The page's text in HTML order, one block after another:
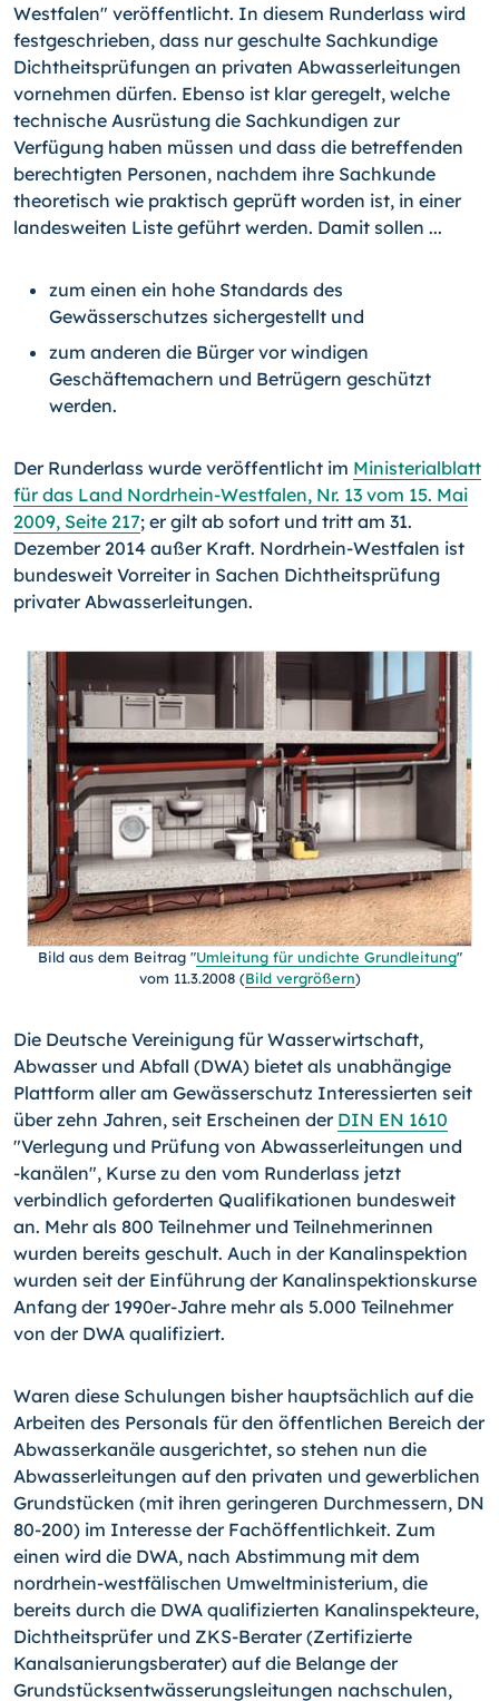
Westfalen" veröffentlicht. In diesem Runderlass wird
festgeschrieben, dass nur geschulte Sachkundige
Dichtheitsprüfungen an privaten Abwasserleitungen
vornehmen dürfen. Ebenso ist klar geregelt, welche
technische Ausrüstung die Sachkundigen zur
Verfügung haben müssen und dass die betreffenden
berechtigten Personen, nachdem ihre Sachkunde
theoretisch wie praktisch geprüft worden ist, in einer
landesweiten Liste geführt werden. Damit sollen ...
zum einen ein hohe Standards des
Gewässerschutzes sichergestellt und
zum anderen die Bürger vor windigen
Geschäftemachern und Betrügern geschützt
werden.
Der Runderlass wurde veröffentlicht im Ministerialblatt
für das Land Nordrhein-Westfalen, Nr. 13 vom 15. Mai
2009, Seite 217; er gilt ab sofort und tritt am 31.
Dezember 2014 außer Kraft. Nordrhein-Westfalen ist
bundesweit Vorreiter in Sachen Dichtheitsprüfung
privater Abwasserleitungen.
Bild aus dem Beitrag "Umleitung für undichte Grundleitung"
vom 11.3.2008 (Bild vergrößern)
Die Deutsche Vereinigung für Wasserwirtschaft,
Abwasser und Abfall (DWA) bietet als unabhängige
Plattform aller am Gewässerschutz Interessierten seit
über zehn Jahren, seit Erscheinen der DIN EN 1610
"Verlegung und Prüfung von Abwasserleitungen und
-kanälen", Kurse zu den vom Runderlass jetzt
verbindlich geforderten Qualifikationen bundesweit
an. Mehr als 800 Teilnehmer und Teilnehmerinnen
wurden bereits geschult. Auch in der Kanalinspektion
wurden seit der Einführung der Kanalinspektionskurse
Anfang der 1990er-Jahre mehr als 5.000 Teilnehmer
von der DWA qualifiziert.
Waren diese Schulungen bisher hauptsächlich auf die
Arbeiten des Personals für den öffentlichen Bereich der
Abwasserkanäle ausgerichtet, so stehen nun die
Abwasserleitungen auf den privaten und gewerblichen
Grundstücken (mit ihren geringeren Durchmessern, DN
80-200) im Interesse der Fachöffentlichkeit. Zum
einen wird die DWA, nach Abstimmung mit dem
nordrhein-westfälischen Umweltministerium, die
bereits durch die DWA qualifizierten Kanalinspekteure,
Dichtheitsprüfer und ZKS-Berater (Zertifizierte
Kanalsanierungsberater) auf die Belange der
Grundstücksentwässerungsleitungen nachschulen,